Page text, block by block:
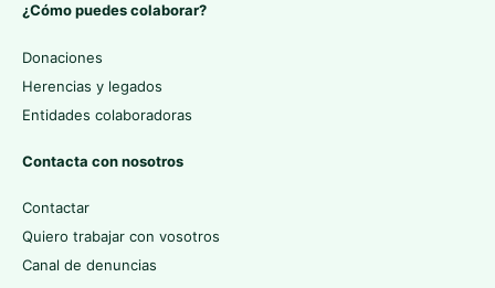
¿Cómo puedes colaborar?
Donaciones
Herencias y legados
Entidades colaboradoras
Contacta con nosotros
Contactar
Quiero trabajar con vosotros
Canal de denuncias